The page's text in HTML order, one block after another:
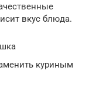
вкус блюда.
куриным